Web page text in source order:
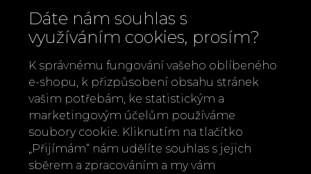
výška 14 cm, průměr 6,5 cm
Materiál: porcelán, částečně glazovaný,
ražba motivu lístků
Barva bílá
Vázička Zahrádka rozměry: výška 10 cm,
průměr 6,5 cm
Materiál: porcelán, částečně glazovaný,
ražba motivu divokých koprů
Dáte nám souhlas s
využíváním cookies, prosím?
K správnému fungování vašeho oblíbeného
e-shopu, k přizpůsobení obsahu stránek
vašim potřebám, ke statistickým a
marketingovým účelům používáme
soubory cookie. Kliknutím na tlačítko
„Přijímám“ nám udělíte souhlas s jejich
sběrem a zpracováním a my vám